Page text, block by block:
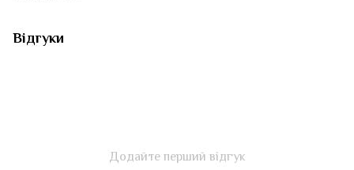
Відгуки
Додайте перший відгук